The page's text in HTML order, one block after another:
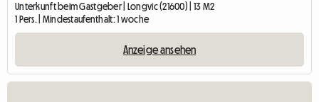
Unterkunft beim Gastgeber | Longvic (21600) | 13 M2
1 Pers. | Mindestaufenthalt: 1 woche
Anzeige ansehen